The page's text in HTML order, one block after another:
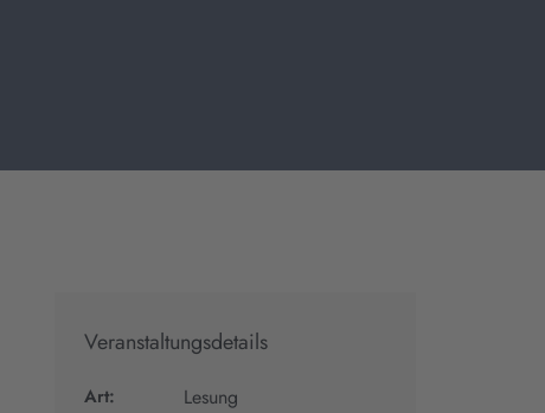
Veranstaltungsdetails
Art: Lesung